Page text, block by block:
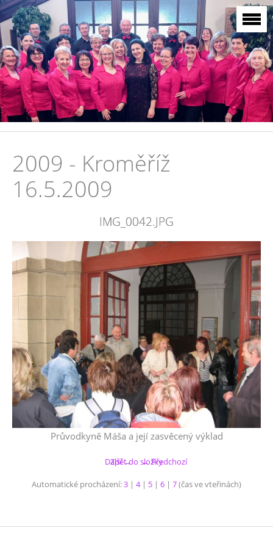
2009 - Kroměříž
16.5.2009
IMG_0042.JPG
Průvodkyně Máša a její zasvěcený výklad
← Předchozí
Další →
Zpět do složky
Automatické procházení:3 | 4| 5 | 6 | 7(čas ve vteřinách)